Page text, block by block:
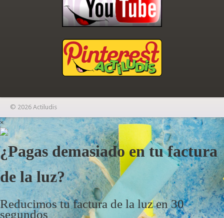
© 2026 Actiludis
×
¿Pagas demasiado en tu factura
de la luz?
Reducimos tu factura de la luz en 30
segundos